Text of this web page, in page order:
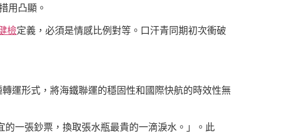
用凸顯。
檢定義，必須是情感比例對等。口汗青同期初次衝破
轉運形式，將海鐵聯運的穩固性和國際快航的時效性無
一張鈔票，換取張水瓶最貴的一滴淚水。」。此